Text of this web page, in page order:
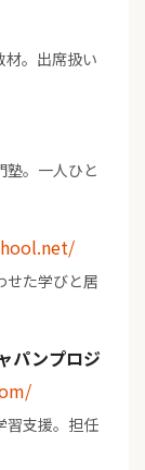
材。出席扱い
塾。一人ひと
せた学びと居
パンプロジ
習支援。担任